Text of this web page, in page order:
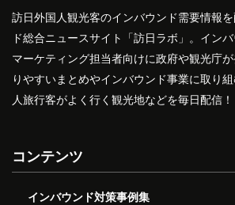
訪日外国人観光客のインバウンド需要情報
ド総合ニュースサイト「訪日ラボ」。イン
マーケティング担当者向けに政府や観光庁
りやすいまとめやインバウンド事業に取り
人旅行客がよく行く観光地などを毎日配信！
コンテンツ
インバウンド対策事例集